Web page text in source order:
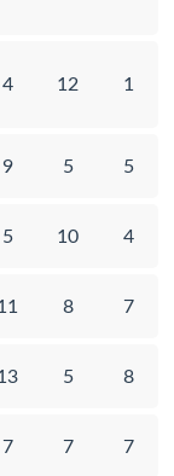
4 12 1
9 5 5
5 10 4
8 7
5 8
7 7 7